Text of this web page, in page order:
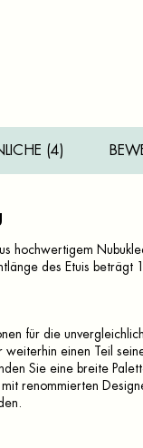
(4)
hochwertigem
des Etuis beträgt
für die
einen Teil
Sie eine breite
renommierten